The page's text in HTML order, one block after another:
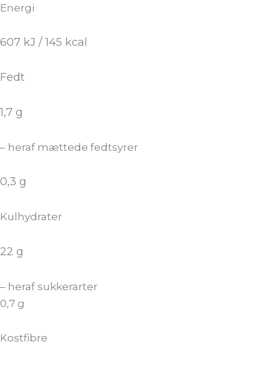
Energi
607 kJ / 145 kcal
Fedt
1,7 g
– heraf mættede fedtsyrer
0,3 g
Kulhydrater
22 g
– heraf sukkerarter
0,7 g
Kostfibre